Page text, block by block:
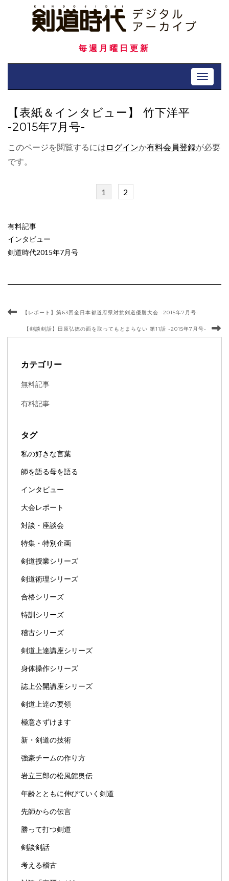
毎週月曜日更新
Toggle
【表紙＆インタビュー】 竹下洋平
-2015年7月号-
このページを閲覧するには ログインか有料会員登録が必要
です。
1 2
有料記事
インタビュー
剣道時代2015年7月号
【レポート】第63回全日本都道府県対抗剣道優勝大会 -2015年7月号-
【剣談剣話】田原弘徳の面を取ってもとまらない 第11話 -2015年7月号-
カテゴリー
無料記事
有料記事
タグ
私の好きな言葉
師を語る母を語る
インタビュー
大会レポート
対談・座談会
特集・特別企画
剣道授業シリーズ
剣道術理シリーズ
合格シリーズ
特訓シリーズ
稽古シリーズ
剣道上達講座シリーズ
身体操作シリーズ
誌上公開講座シリーズ
剣道上達の要領
極意さずけます
新・剣道の技術
強豪チームの作り方
岩立三郎の松風館奥伝
年齢とともに伸びていく剣道
先師からの伝言
勝って打つ剣道
剣談剣話
考える稽古